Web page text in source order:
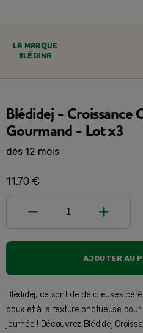
LA MARQUE
BLÉDINA
Blédidej - Croissance
Gourmand - Lot x3
dès 12 mois
11,70 €
1
AJOUTER AU
Blédidej, ce sont de délicieuses
doux et à la texture onctueuse
journée ! Découvrez Blédidej